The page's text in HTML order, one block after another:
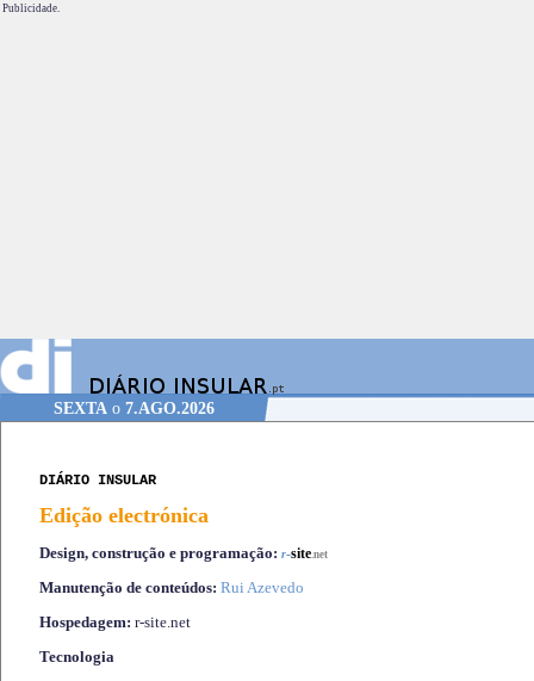
Publicidade.
SEXTA o 7.AGO.2026
DIÁRIO INSULAR
Edição electrónica
Design, construção e programação: r-site.net
Manutenção de conteúdos: Rui Azevedo
Hospedagem: r-site.net
Tecnologia